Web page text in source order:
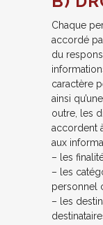
Chaque
accordé
du
caractère
ainsi
outre, les
accordent
aux
– les
– les
personnel
– les